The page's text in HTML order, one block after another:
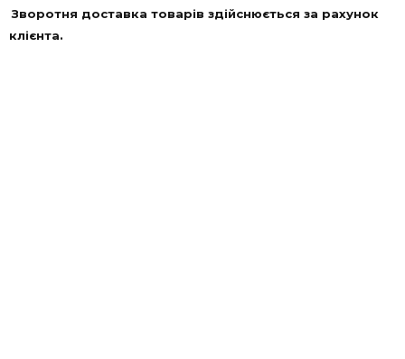
Зворотня доставка товарів здійснюється за рахунок
клієнта.